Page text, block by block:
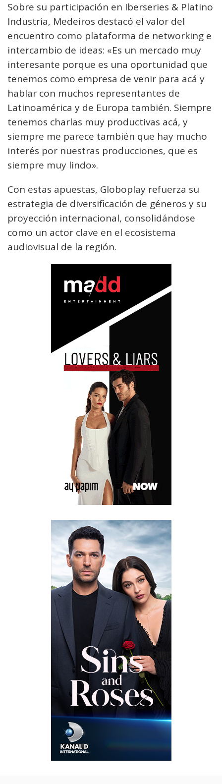
Sobre su participación en Iberseries & Platino
Industria, Medeiros destacó el valor del
encuentro como plataforma de networking e
intercambio de ideas: «Es un mercado muy
interesante porque es una oportunidad que
tenemos como empresa de venir para acá y
hablar con muchos representantes de
Latinoamérica y de Europa también. Siempre
tenemos charlas muy productivas acá, y
siempre me parece también que hay mucho
interés por nuestras producciones, que es
siempre muy lindo».
Con estas apuestas, Globoplay refuerza su
estrategia de diversificación de géneros y su
proyección internacional, consolidándose
como un actor clave en el ecosistema
audiovisual de la región.